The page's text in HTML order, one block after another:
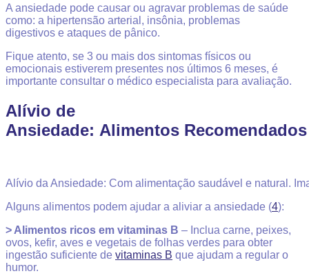
A ansiedade pode causar ou agravar problemas de saúde
como: a hipertensão arterial, insônia, problemas
digestivos e ataques de pânico.
Fique atento, se 3 ou mais dos sintomas físicos ou
emocionais estiverem presentes nos últimos 6 meses, é
importante consultar o médico especialista para avaliação.
Alívio de
Ansiedade: Alimentos Recomendados
Alívio da Ansiedade: Com alimentação saudável e natural.
Alguns alimentos podem ajudar a aliviar a ansiedade (4):
> Alimentos ricos em vitaminas B – Inclua carne, peixes,
ovos, kefir, aves e vegetais de folhas verdes para obter
ingestão suficiente de vitaminas B que ajudam a regular o
humor.